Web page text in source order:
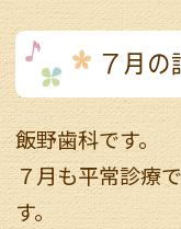
７月の
飯野歯科です。
７月も平常診療
す。